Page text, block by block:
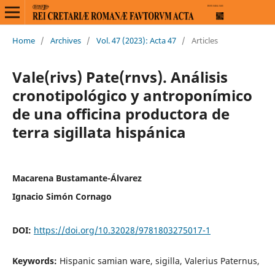
Home / Archives / Vol. 47 (2023): Acta 47 / Articles
Vale(rivs) Pate(rnvs). Análisis
cronotipológico y antroponímico
de una officina productora de
terra sigillata hispánica
Macarena Bustamante-Álvarez
Ignacio Simón Cornago
DOI: https://doi.org/10.32028/9781803275017-1
Keywords: Hispanic samian ware, sigilla, Valerius Paternus,